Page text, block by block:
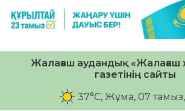
Жалағаш аудандық
газетінің сайты
37°C, Жұма, 07 тамыз,